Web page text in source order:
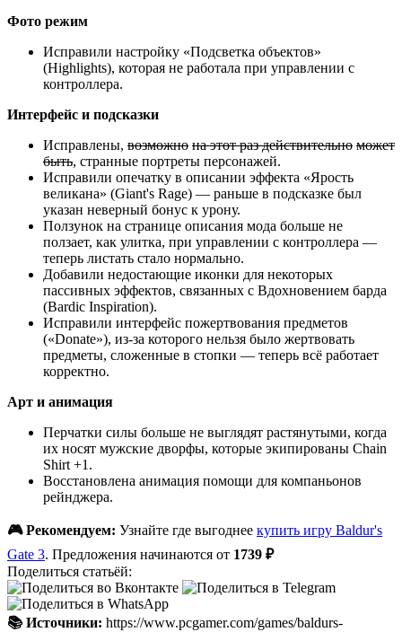
Фото режим
Исправили настройку «Подсветка объектов»
(Highlights), которая не работала при управлении с
контроллера.
Интерфейс и подсказки
Исправлены, возможно на этот раз действительно может
быть, странные портреты персонажей.
Исправили опечатку в описании эффекта «Ярость
великана» (Giant's Rage) — раньше в подсказке был
указан неверный бонус к урону.
Ползунок на странице описания мода больше не
ползает, как улитка, при управлении с контроллера —
теперь листать стало нормально.
Добавили недостающие иконки для некоторых
пассивных эффектов, связанных с Вдохновением барда
(Bardic Inspiration).
Исправили интерфейс пожертвования предметов
(«Donate»), из-за которого нельзя было жертвовать
предметы, сложенные в стопки — теперь всё работает
корректно.
Арт и анимация
Перчатки силы больше не выглядят растянутыми, когда
их носят мужские дворфы, которые экипированы Chain
Shirt +1.
Восстановлена анимация помощи для компаньонов
рейнджера.
🎮 Рекомендуем: Узнайте где выгоднее купить игру Baldur's
Gate 3. Предложения начинаются от 1739 ₽
Поделиться статьёй:
📚 Источники: https://www.pcgamer.com/games/baldurs-